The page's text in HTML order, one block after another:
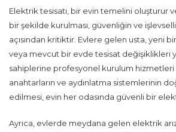
Elektrik tesisatı, bir evin temelini oluşturur
bir şekilde kurulması, güvenliğin ve
açısından kritiktir. Evlere gelen usta, yeni
veya mevcut bir evde tesisat değişiklikleri
sahiplerine profesyonel kurulum hizmetleri
anahtarların ve aydınlatma sistemlerinin
edilmesi, evin her odasında güvenli bir
Ayrıca, evlerde meydana gelen elektrik